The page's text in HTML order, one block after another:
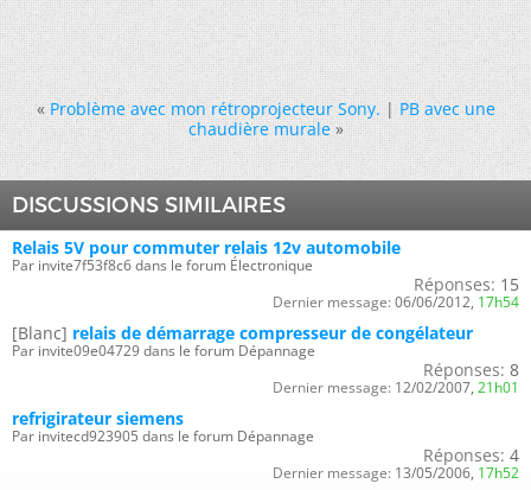
« Problème avec mon rétroprojecteur Sony.|PB avec une
chaudière murale »
DISCUSSIONS SIMILAIRES
Relais 5V pour commuter relais 12v automobile
Par invite7f53f8c6 dans le forum Électronique
Réponses: 15
Dernier message: 06/06/2012, 17h54
[Blanc] relais de démarrage compresseur de congélateur
Par invite09e04729 dans le forum Dépannage
Réponses: 8
Dernier message: 12/02/2007, 21h01
refrigirateur siemens
Par invitecd923905 dans le forum Dépannage
Réponses: 4
Dernier message: 13/05/2006, 17h52